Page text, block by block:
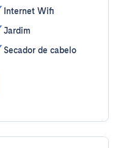
Internet Wifi
Jardim
Secador de cabelo